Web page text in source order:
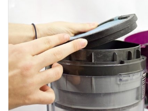
Отмена